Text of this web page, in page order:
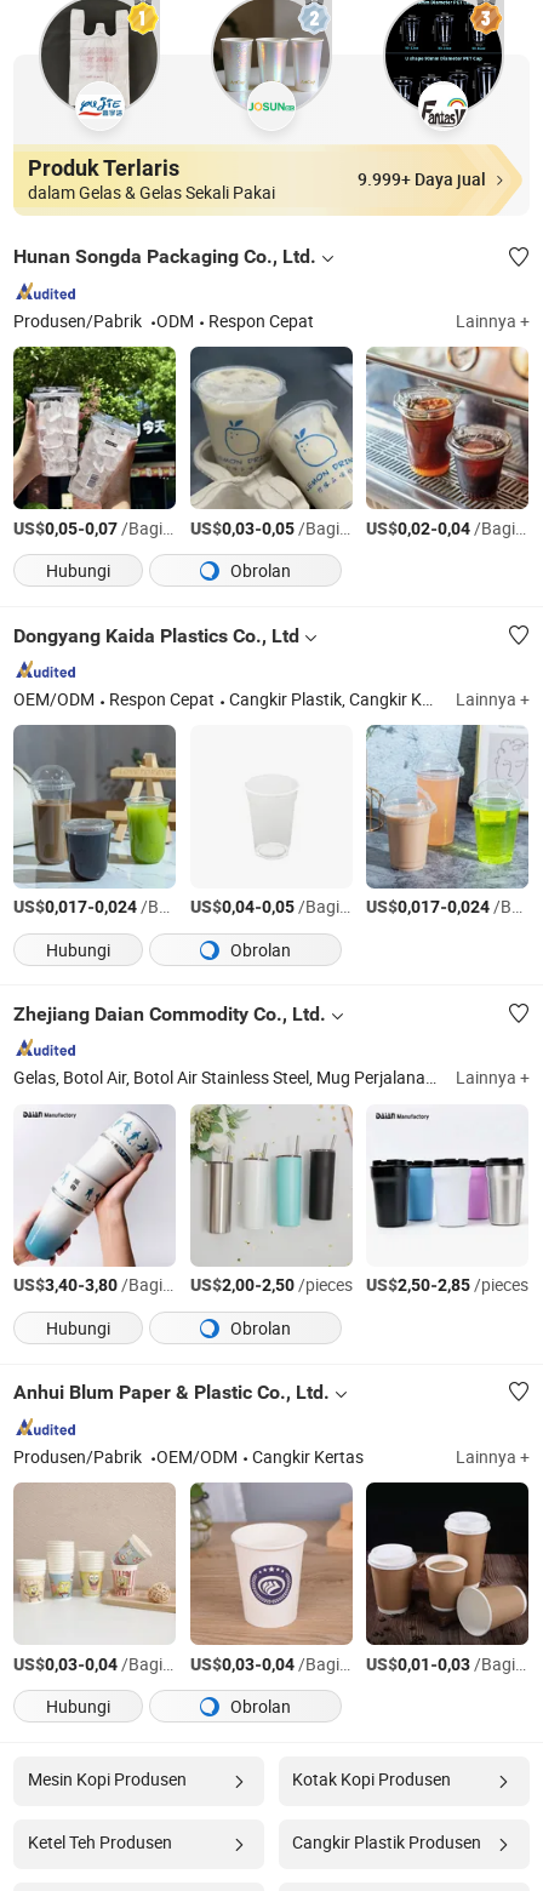
Produk Terlaris
dalam Gelas & Gelas Sekali Pakai
9.999+ Daya jual
Hunan Songda Packaging Co., Ltd.
Produsen/Pabrik ODM Respon Cepat Lainnya +
US$0,05-0,07/Bagian US$0,03-0,05/Bagian US$0,02-0,04/Bagian
Hubungi
Obrolan
Dongyang Kaida Plastics Co., Ltd
OEM/ODM Respon Cepat Cangkir Plastik, Cangkir Kustom, Cangkir Pet, Wadah Makanan Plastik, Cangkir Porsi PP, Cangkir Minuman Dingin, Cangkir Kopi Es, Wadah Deli, Cetakan Logam Produk, Mesin Penyegel Lainnya +
US$0,017-0,024/Bagian US$0,04-0,05/Bagian US$0,017-0,024/Bagian
Hubungi
Obrolan
Zhejiang Daian Commodity Co., Ltd.
Gelas, Botol Air, Botol Air Stainless Steel, Mug Perjalanan, Mug Kopi, Tumbler Stainless Steel, Cangkir, Cangkir Plastik, Peralatan Bar, Mangkuk Hewan Peliharaan Lainnya +
US$3,40-3,80/Bagian US$2,00-2,50/pieces US$2,50-2,85/pieces
Hubungi
Obrolan
Anhui Blum Paper & Plastic Co., Ltd.
Produsen/Pabrik OEM/ODM Cangkir Kertas Lainnya +
US$0,03-0,04/Bagian US$0,03-0,04/Bagian US$0,01-0,03/Bagian
Hubungi
Obrolan
Mesin Kopi Produsen Kotak Kopi Produsen
Ketel Teh Produsen Cangkir Plastik Produsen